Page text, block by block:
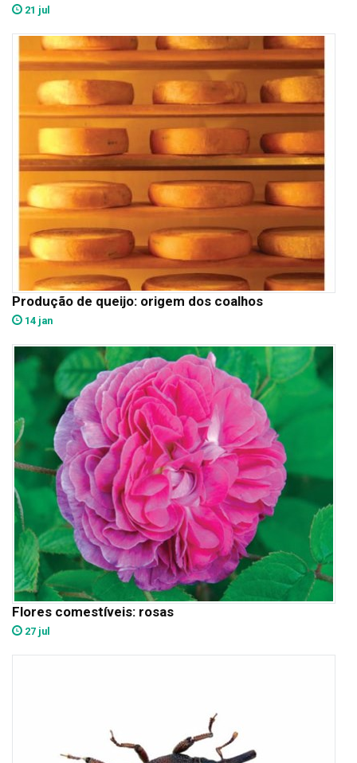
21 jul
Produção de queijo: origem dos coalhos
14 jan
Flores comestíveis: rosas
27 jul